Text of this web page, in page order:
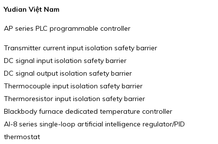
Yudian Việt Nam
AP series PLC programmable controller
Transmitter current input isolation safety barrier
DC signal input isolation safety barrier
DC signal output isolation safety barrier
Thermocouple input isolation safety barrier
Thermoresistor input isolation safety barrier
Blackbody furnace dedicated temperature controller
AI-8 series single-loop artificial intelligence regulator/PID
thermostat